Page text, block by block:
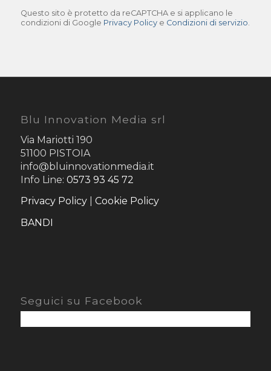
Questo sito è protetto da reCAPTCHA e si applicano le
condizioni di Google Privacy Policye Condizioni di servizio.
Blu Innovation Media srl
Via Mariotti 190
51100 PISTOIA
info@bluinnovationmedia.it
Info Line: 0573 93 45 72
Privacy Policy| Cookie Policy
BANDI
Seguici su Facebook